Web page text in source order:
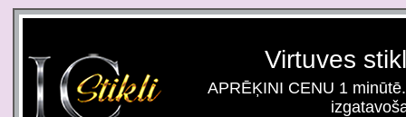
Virtuves
APRĒĶINI CENU 1